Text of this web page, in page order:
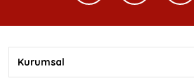
Kurumsal